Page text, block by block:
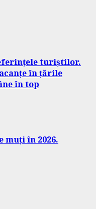
turiștilor.
în țările
în top
muți în 2026.